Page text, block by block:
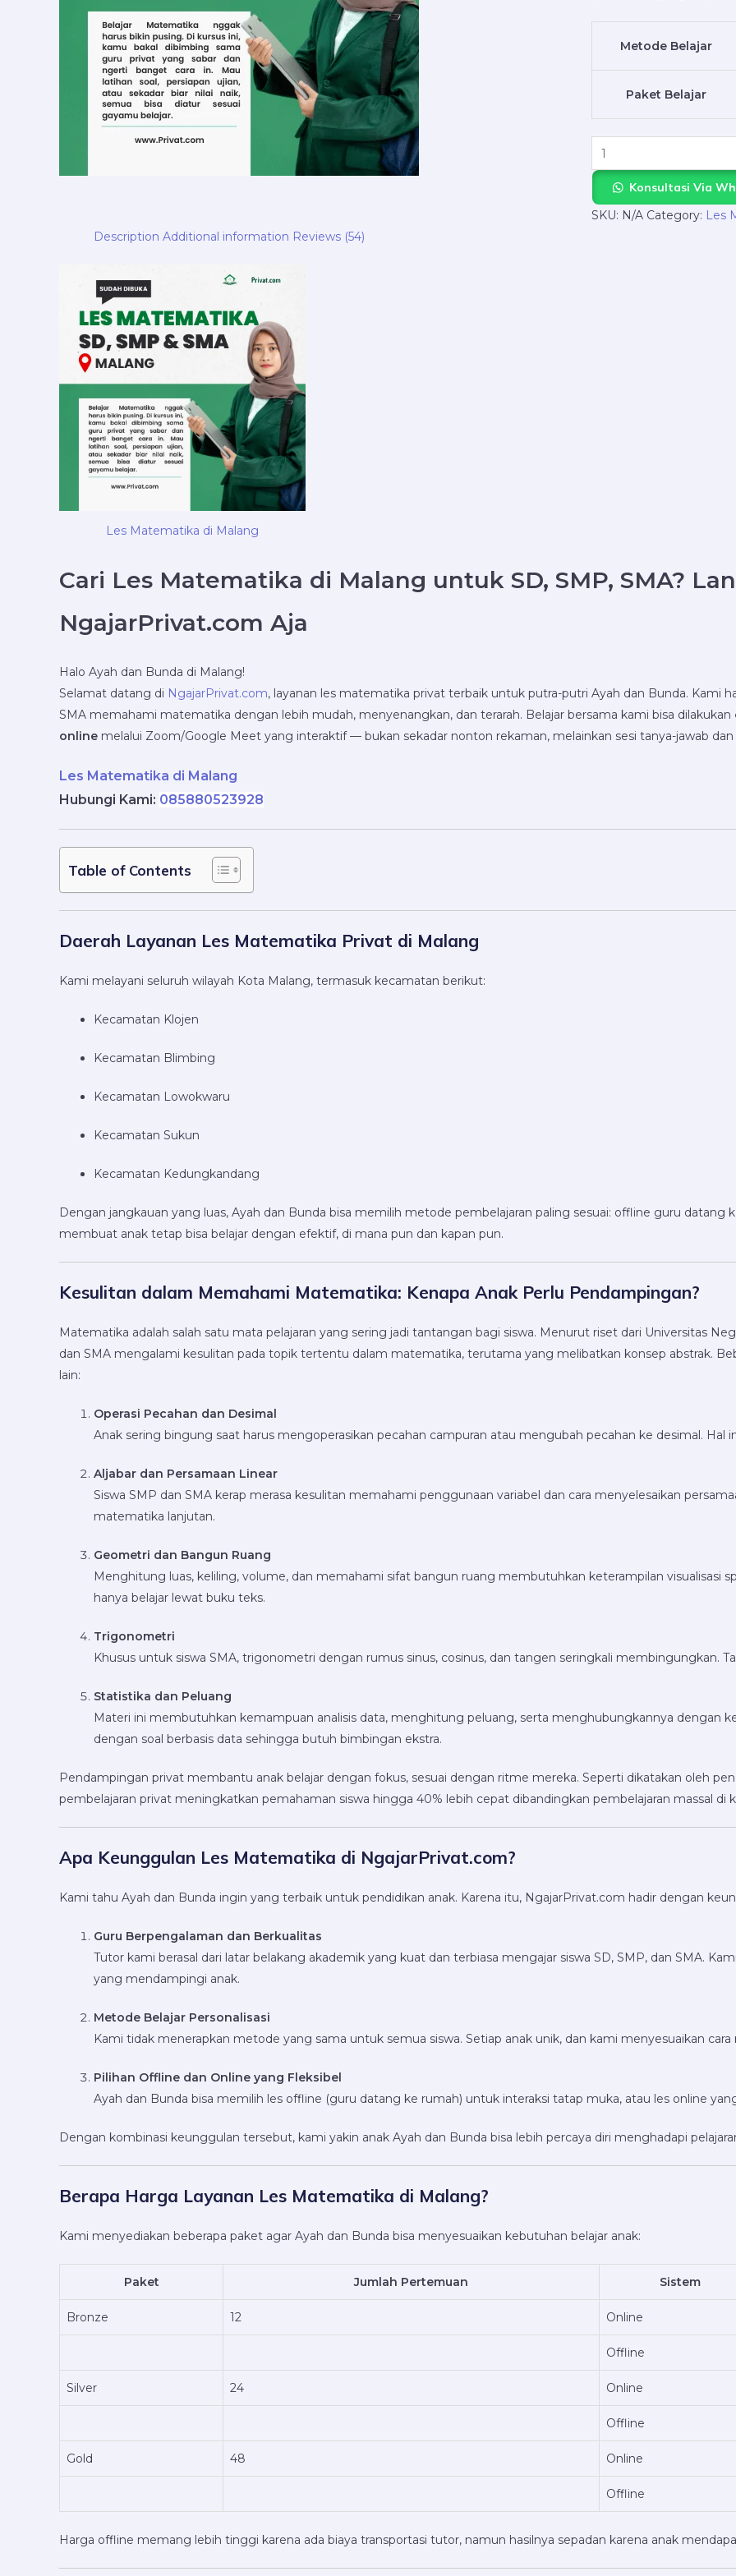
Metode Belajar
Paket Belajar
Langsung
quantity
Konsultasi Via
SKU: N/A Category: Les
Description Additional information Reviews (54)
Les Matematika di Malang
Cari Les Matematika di Malang untuk SD, SMP, SMA?
NgajarPrivat.com Aja
Halo Ayah dan Bunda di Malang!
Selamat datang di NgajarPrivat.com, layanan les matematika privat terbaik untuk putra-putri Ayah dan Bunda. Kami
SMA memahami matematika dengan lebih mudah, menyenangkan, dan terarah. Belajar bersama kami bisa dilakukan
online melalui Zoom/Google Meet yang interaktif — bukan sekadar nonton rekaman, melainkan sesi tanya-jawab dan
Les Matematika di Malang
Hubungi Kami: 085880523928
Table of Contents
Daerah Layanan Les Matematika Privat di Malang
Kami melayani seluruh wilayah Kota Malang, termasuk kecamatan berikut:
Kecamatan Klojen
Kecamatan Blimbing
Kecamatan Lowokwaru
Kecamatan Sukun
Kecamatan Kedungkandang
Dengan jangkauan yang luas, Ayah dan Bunda bisa memilih metode pembelajaran paling sesuai: offline guru datang
membuat anak tetap bisa belajar dengan efektif, di mana pun dan kapan pun.
Kesulitan dalam Memahami Matematika: Kenapa Anak Perlu Pendampingan?
Matematika adalah salah satu mata pelajaran yang sering jadi tantangan bagi siswa. Menurut riset dari Universitas
dan SMA mengalami kesulitan pada topik tertentu dalam matematika, terutama yang melibatkan konsep abstrak.
lain:
Operasi Pecahan dan Desimal
Anak sering bingung saat harus mengoperasikan pecahan campuran atau mengubah pecahan ke desimal.
Aljabar dan Persamaan Linear
Siswa SMP dan SMA kerap merasa kesulitan memahami penggunaan variabel dan cara menyelesaikan
matematika lanjutan.
Geometri dan Bangun Ruang
Menghitung luas, keliling, volume, dan memahami sifat bangun ruang membutuhkan keterampilan visualisasi
hanya belajar lewat buku teks.
Trigonometri
Khusus untuk siswa SMA, trigonometri dengan rumus sinus, cosinus, dan tangen seringkali membingungkan.
Statistika dan Peluang
Materi ini membutuhkan kemampuan analisis data, menghitung peluang, serta menghubungkannya dengan
dengan soal berbasis data sehingga butuh bimbingan ekstra.
Pendampingan privat membantu anak belajar dengan fokus, sesuai dengan ritme mereka. Seperti dikatakan oleh
pembelajaran privat meningkatkan pemahaman siswa hingga 40% lebih cepat dibandingkan pembelajaran massal di
Apa Keunggulan Les Matematika di NgajarPrivat.com?
Kami tahu Ayah dan Bunda ingin yang terbaik untuk pendidikan anak. Karena itu, NgajarPrivat.com hadir dengan
Guru Berpengalaman dan Berkualitas
Tutor kami berasal dari latar belakang akademik yang kuat dan terbiasa mengajar siswa SD, SMP, dan SMA.
yang mendampingi anak.
Metode Belajar Personalisasi
Kami tidak menerapkan metode yang sama untuk semua siswa. Setiap anak unik, dan kami menyesuaikan
Pilihan Offline dan Online yang Fleksibel
Ayah dan Bunda bisa memilih les offline (guru datang ke rumah) untuk interaksi tatap muka, atau les online
Dengan kombinasi keunggulan tersebut, kami yakin anak Ayah dan Bunda bisa lebih percaya diri menghadapi
Berapa Harga Layanan Les Matematika di Malang?
Kami menyediakan beberapa paket agar Ayah dan Bunda bisa menyesuaikan kebutuhan belajar anak:
Paket Jumlah Pertemuan Sistem
Bronze 12 Online
Offline
Silver 24 Online
Offline
Gold 48 Online
Offline
Harga offline memang lebih tinggi karena ada biaya transportasi tutor, namun hasilnya sepadan karena anak